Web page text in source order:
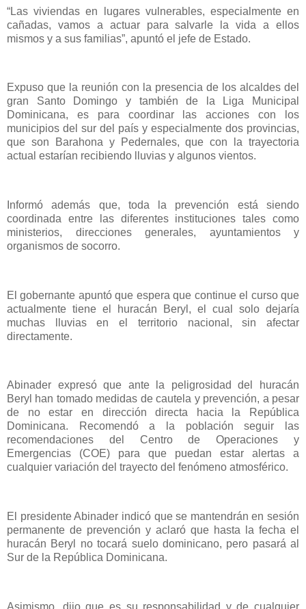
“Las viviendas en lugares vulnerables, especialmente en
cañadas, vamos a actuar para salvarle la vida a ellos
mismos y a sus familias”, apuntó el jefe de Estado.
Expuso que la reunión con la presencia de los alcaldes del
gran Santo Domingo y también de la Liga Municipal
Dominicana, es para coordinar las acciones con los
municipios del sur del país y especialmente dos provincias,
que son Barahona y Pedernales, que con la trayectoria
actual estarían recibiendo lluvias y algunos vientos.
Informó además que, toda la prevención está siendo
coordinada entre las diferentes instituciones tales como
ministerios, direcciones generales, ayuntamientos y
organismos de socorro.
El gobernante apuntó que espera que continue el curso que
actualmente tiene el huracán Beryl, el cual solo dejaría
muchas lluvias en el territorio nacional, sin afectar
directamente.
Abinader expresó que ante la peligrosidad del huracán
Beryl han tomado medidas de cautela y prevención, a pesar
de no estar en dirección directa hacia la República
Dominicana. Recomendó a la población seguir las
recomendaciones del Centro de Operaciones y
Emergencias (COE) para que puedan estar alertas a
cualquier variación del trayecto del fenómeno atmosférico.
El presidente Abinader indicó que se mantendrán en sesión
permanente de prevención y aclaró que hasta la fecha el
huracán Beryl no tocará suelo dominicano, pero pasará al
Sur de la República Dominicana.
Asimismo, dijo que es su responsabilidad y de cualquier